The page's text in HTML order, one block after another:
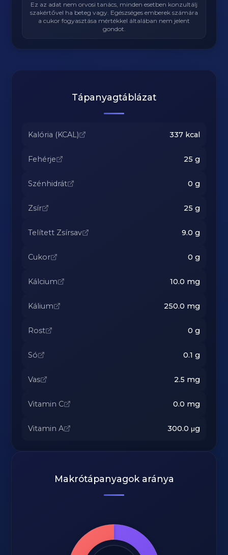
Ez az adat nem orvosi tanács, minden esetben konzultálj
szakértővel ha beteg vagy. Egészséges emberek számára
a cukor fogyasztása mértékkel általában nem jelent
gondot.
Tápanyagtáblázat
Kalória (KCAL) 337kcal
Fehérje 25 g
Szénhidrát 0 g
Zsír 25 g
Telített Zsírsav 9.0 g
Cukor 0 g
Kálcium 10.0 mg
Kálium 250.0 mg
Rost 0 g
Só 0.1 g
Vas 2.5 mg
Vitamin C 0.0 mg
Vitamin A 300.0 μg
Makrótápanyagok aránya